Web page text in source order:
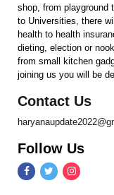
shop, from playground
to Universities, there
health to health
dieting, election or
from small kitchen
joining us you will be
Contact Us
Follow Us